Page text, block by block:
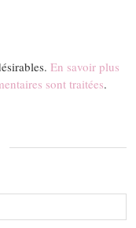
En savoir plus
sont traitées.